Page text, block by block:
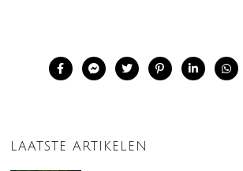
LAATSTE ARTIKELEN